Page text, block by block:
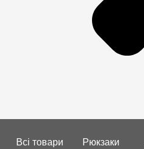
Всі товари Рюкзаки